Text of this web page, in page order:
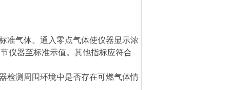
准气体。通入零点气体使仪器显示浓
仪器至标准示值。其他指标应符合
检测周围环境中是否存在可燃气体情